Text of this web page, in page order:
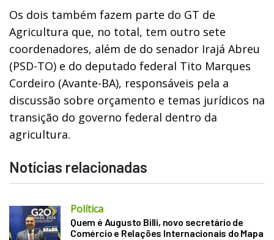
Os dois também fazem parte do GT de
Agricultura que, no total, tem outro sete
coordenadores, além de do senador Irajá Abreu
(PSD-TO) e do deputado federal Tito Marques
Cordeiro (Avante-BA), responsáveis pela a
discussão sobre orçamento e temas jurídicos na
transição do governo federal dentro da
agricultura.
Notícias relacionadas
Política
Quem é Augusto Billi, novo secretário de
Comércio e Relações Internacionais do Mapa